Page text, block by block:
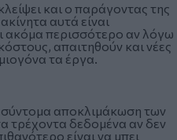
και ο παράγοντας της
αυτά είναι
ακόμα περισσότερο αν λόγω
απαιτηθούν και νέες
τα έργα.
αποκλιμάκωση των
τρέχοντα δεδομένα αν δεν
είναι να μπει